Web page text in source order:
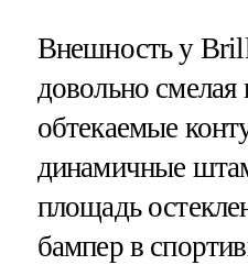
Внешность у
довольно смелая
обтекаемые
динамичные
площадь
бампер в